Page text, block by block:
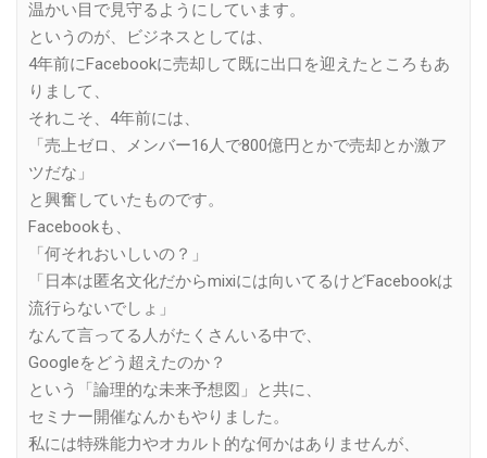
温かい目で見守るようにしています。
というのが、ビジネスとしては、
4年前にFacebookに売却して既に出口を迎えたところもあ
りまして、
それこそ、4年前には、
「売上ゼロ、メンバー16人で800億円とかで売却とか激ア
ツだな」
と興奮していたものです。
Facebookも、
「何それおいしいの？」
「日本は匿名文化だからmixiには向いてるけどFacebookは
流行らないでしょ」
なんて言ってる人がたくさんいる中で、
Googleをどう超えたのか？
という「論理的な未来予想図」と共に、
セミナー開催なんかもやりました。
私には特殊能力やオカルト的な何かはありませんが、